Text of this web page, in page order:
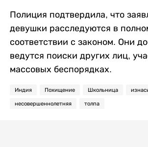
Полиция подтвердила, что
девушки расследуются в
соответствии с законом. Они
ведутся поиски других лиц,
массовых беспорядках.
Индия Похищение Школьница
несовершеннолетняя толпа